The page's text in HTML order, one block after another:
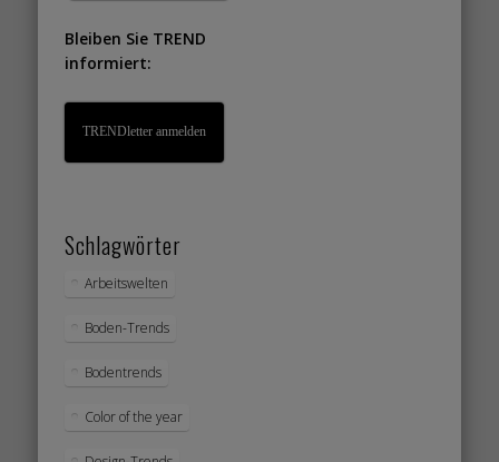
Bleiben Sie TREND
informiert:
TRENDletter anmelden
Schlagwörter
Arbeitswelten
Boden-Trends
Bodentrends
Color of the year